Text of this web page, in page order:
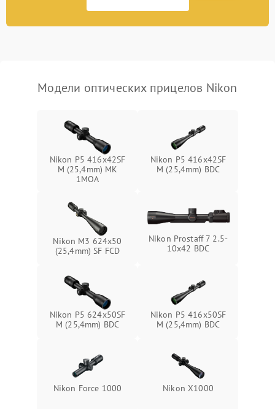
защиты от перегрева
Модели оптических прицелов Nikon
Nikon P5 416x42SF
M (25,4mm) MK
1MOA
Nikon P5 416x42SF
M (25,4mm) BDC
Nikon M3 624x50
(25,4mm) SF FCD
Nikon Prostaff 7 2.5-
10x42 BDC
Nikon P5 624x50SF
M (25,4mm) BDC
Nikon P5 416x50SF
M (25,4mm) BDC
Nikon Force 1000 Nikon X1000